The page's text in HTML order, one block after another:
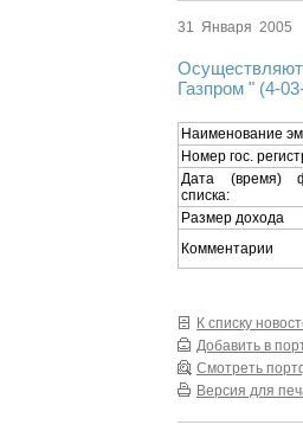
31 Января 2005
Газпром " (4-
Наименование
Номер гос.
Дата (время)
списка:
Размер дохода
Комментарии
К списку
Добавить в
Смотреть
Версия для